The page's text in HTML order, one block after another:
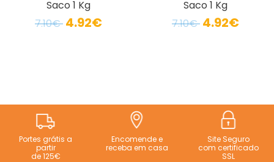
Saco 1 Kg
7.10€ 4.92€
Saco 1 Kg
7.10€ 4.92€
Portes grátis a
partir
de 125€
Encomende e
receba em casa
Site Seguro
com certificado
SSL